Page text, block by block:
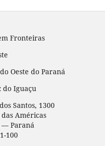
Fronteiras
Oeste do Paraná
do Iguaçu
Santos, 1300
Américas
— Paraná
100